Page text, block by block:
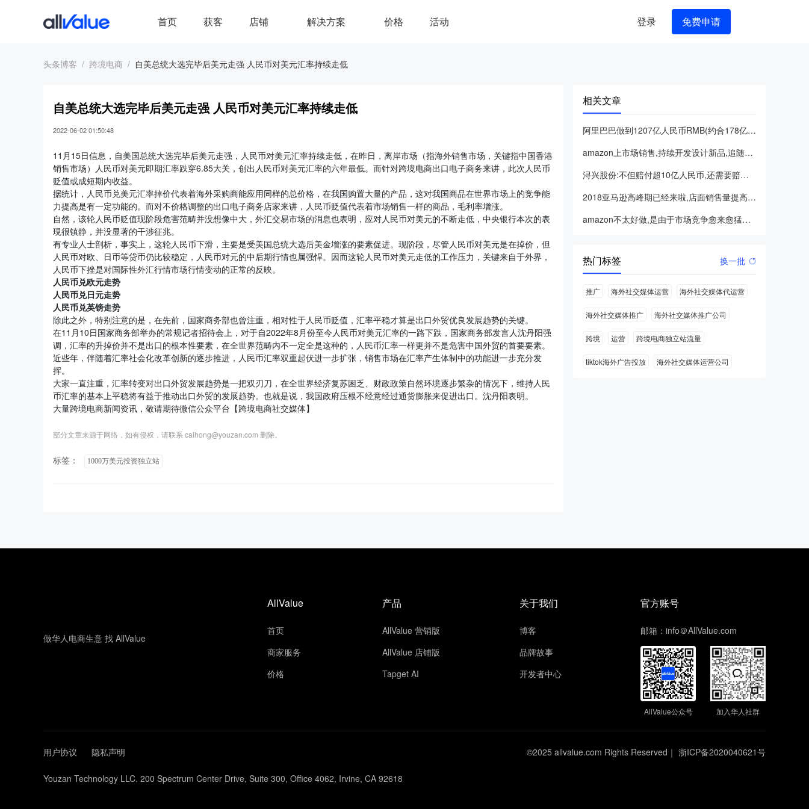
首页 获客 店铺 解决方案 价格 活动 登录 免费申请
头条博客 跨境电商 自美总统大选完毕后美元走强 人民币对美元汇率持续走低
自美总统大选完毕后美元走强 人民币对美元汇率持续走低
2022-06-02 01:50:48
11月15日信息，自美国总统大选完毕后美元走强，人民币对美元汇率持续走低，在昨日，离岸市场（指海外销售市场，关键指中国香港
销售市场）人民币对美元即期汇率跌穿6.85大关，创出人民币对美元汇率的六年最低。而针对跨境电商出口电子商务来讲，此次人民币
贬值或成短期内收益。
据统计，人民币兑美元汇率掉价代表着海外采购商能应用同样的总价格，在我国购置大量的产品，这对我国商品在世界市场上的竞争能
力提高是有一定功能的。而对不价格调整的出口电子商务店家来讲，人民币贬值代表着市场销售一样的商品，毛利率增涨。
自然，该轮人民币贬值现阶段危害范畴并没想像中大，外汇交易市场的消息也表明，应对人民币对美元的不断走低，中央银行本次的表
現很镇静，并没显著的干涉征兆。
有专业人士剖析，事实上，这轮人民币下滑，主要是受美国总统大选后美金增涨的要素促进。现阶段，尽管人民币对美元是在掉价，但
人民币对欧、日币等贷币仍比较稳定，人民币对元的中后期行情也属强悍。因而这轮人民币对美元走低的工作压力，关键来自于外界，
人民币下挫是对国际性外汇行情市场行情变动的正常的反映。
人民币兑欧元走势
人民币兑日元走势
人民币兑英镑走势
除此之外，特别注意的是，在先前，国家商务部也曾注重，相对性于人民币贬值，汇率平稳才算是出口外贸优良发展趋势的关键。
在11月10日国家商务部举办的常规记者招待会上，对于自2022年8月份至今人民币对美元汇率的一路下跌，国家商务部发言人沈丹阳强
调，汇率的升掉价并不是出口的根本性要素，在全世界范畴内不一定全是这种的，人民币汇率一样更并不是危害中国外贸的首要要素。
近些年，伴随着汇率社会化改革创新的逐步推进，人民币汇率双重起伏进一步扩张，销售市场在汇率产生体制中的功能进一步充分发
挥。
大家一直注重，汇率转变对出口外贸发展趋势是一把双刃刀，在全世界经济复苏困乏、财政政策自然环境逐步繁杂的情况下，维持人民
币汇率的基本上平稳将有益于推动出口外贸的发展趋势。也就是说，我国政府压根不经意经过通货膨胀来促进出口。沈丹阳表明。
大量跨境电商新闻资讯，敬请期待微信公众平台【跨境电商社交媒体】
部分文章来源于网络，如有侵权，请联系 caihong@youzan.com 删除。
标签： 1000万美元投资独立站
相关文章
阿里巴巴做到1207亿人民币RMB(约合178亿美金)成交额
amazon上市场销售,持续开发设计新品,追随市场的脚步是发
浔兴股份:不但赔付超10亿人民币,还需要赔付合同违约52
2018亚马逊高峰期已经来啦,店面销售量提高持续增长!都还没
amazon不太好做,是由于市场竞争愈来愈猛烈,盈利持续出现
热门标签 换一批
推广 海外社交媒体运营 海外社交媒体代运营
海外社交媒体推广 海外社交媒体推广公司
跨境 运营 跨境电商独立站流量
tiktok海外广告投放 海外社交媒体运营公司
做华人电商生意 找 AllValue
AllValue
首页
商家服务
价格
产品
AllValue 营销版
AllValue 店铺版
Tapget AI
关于我们
博客
品牌故事
开发者中心
官方账号
邮箱：info＠AllValue.com
AllValue公众号 加入华人社群
用户协议 隐私声明 ©2025 allvalue.com Rights Reserved｜ 浙ICP备2020040621号
Youzan Technology LLC. 200 Spectrum Center Drive, Suite 300, Office 4062, Irvine, CA 92618